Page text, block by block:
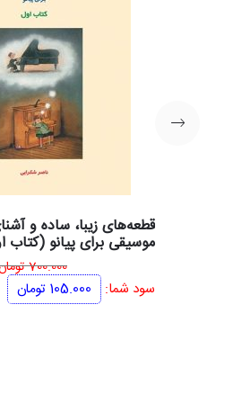
قطعه‌های زیبا، ساده و
موسیقی برای پیانو (کتاب
700.000
سود شما: 105.000 تومان